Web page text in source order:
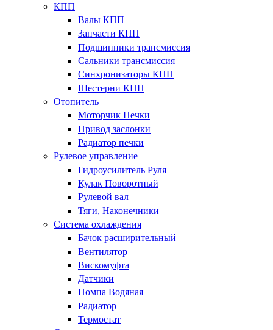
КПП
Валы КПП
Запчасти КПП
Подшипники трансмиссия
Сальники трансмиссия
Синхронизаторы КПП
Шестерни КПП
Отопитель
Моторчик Печки
Привод заслонки
Радиатор печки
Рулевое управление
Гидроусилитель Руля
Кулак Поворотный
Рулевой вал
Тяги, Наконечники
Система охлаждения
Бачок расширительный
Вентилятор
Вискомуфта
Датчики
Помпа Водяная
Радиатор
Термостат